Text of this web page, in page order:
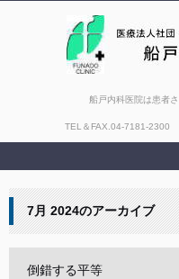
船戸内科医院は患者
TEL＆FAX. 04-7181-2300
7月 2024のアーカイブ
倒錯する平等